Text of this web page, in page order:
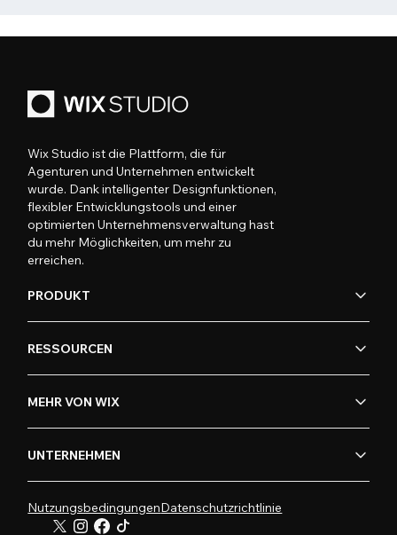
Wix Studio ist die Plattform, die für
Agenturen und Unternehmen entwickelt
wurde. Dank intelligenter Designfunktionen,
flexibler Entwicklungstools und einer
optimierten Unternehmensverwaltung hast
du mehr Möglichkeiten, um mehr zu
erreichen.
PRODUKT
RESSOURCEN
MEHR VON WIX
UNTERNEHMEN
NutzungsbedingungenDatenschutzrichtlinie